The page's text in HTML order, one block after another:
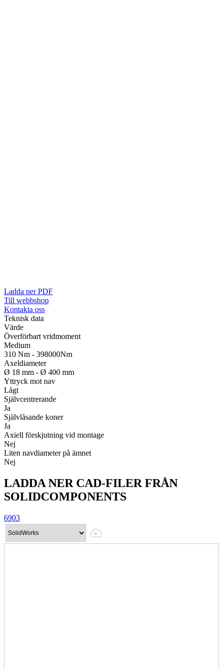
Ladda ner PDF
Till webbshop
Kontakta oss
Teknisk data
Värde
Överförbart vridmoment
Medium
310 Nm - 398000Nm
Axeldiameter
Ø 18 mm - Ø 400 mm
Yttryck mot nav
Lågt
Självcentrerande
Ja
Självlåsande koner
Ja
Axiell förskjutning vid montage
Nej
Liten navdiameter på ämnet
Nej
LADDA NER CAD-FILER FRÅN
SOLIDCOMPONENTS
6903